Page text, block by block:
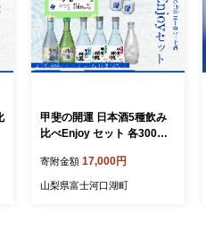
甲斐の開運 日本酒5種飲み
比べEnjoy セット 各300ml
つき 井出醸造店 日本酒 FA
K010
寄附金額 17,000円
山梨県富士河口湖町